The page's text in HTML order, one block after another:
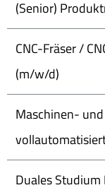
(Senior)
CNC-Fräser /
(m/w/d)
Maschinen-
Duales